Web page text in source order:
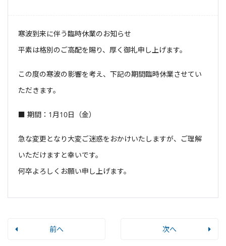
寒波到来に伴う臨時休業のお知らせ
平素は格別のご高配を賜り、厚く御礼申し上げます。
この度の寒波の影響を考え、下記の期間臨時休業させてい
ただきます。
■ 期間：1月10日（金）
急な変更となり大変ご迷惑をおかけいたしますが、ご理解
いただけますと幸いです。
何卒よろしくお願い申し上げます。
前へ 次へ